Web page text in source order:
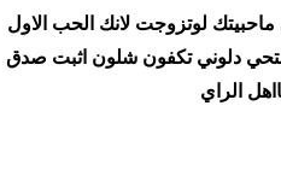
لوتزوجت لانك الحب الاول
دلوني تكفون شلون اثبت صدق
الراي